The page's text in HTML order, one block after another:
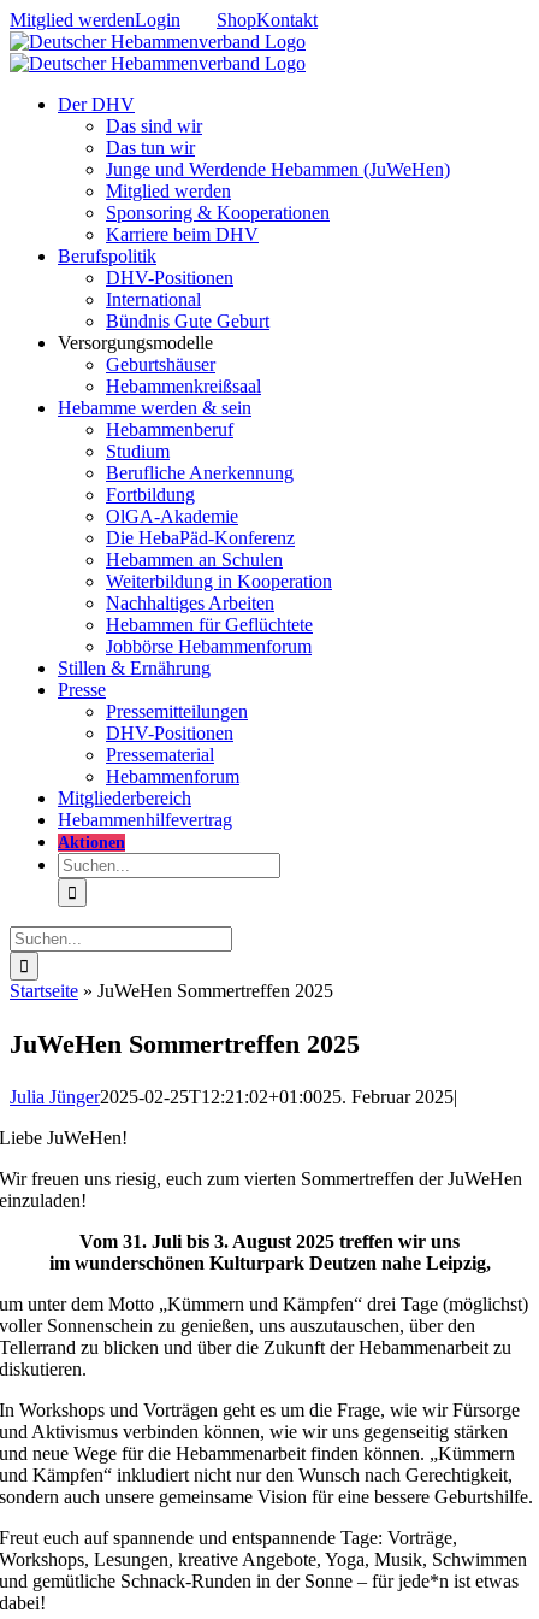
Zum
Inhalt
springen
Mitglied werdenLogin ShopKontakt
Der DHV
Das sind wir
Das tun wir
Junge und Werdende Hebammen (JuWeHen)
Mitglied werden
Sponsoring & Kooperationen
Karriere beim DHV
Berufspolitik
DHV-Positionen
International
Bündnis Gute Geburt
Versorgungsmodelle
Geburtshäuser
Hebammenkreißsaal
Hebamme werden & sein
Hebammenberuf
Studium
Berufliche Anerkennung
Fortbildung
OlGA-Akademie
Die HebaPäd-Konferenz
Hebammen an Schulen
Weiterbildung in Kooperation
Nachhaltiges Arbeiten
Hebammen für Geflüchtete
Jobbörse Hebammenforum
Stillen & Ernährung
Presse
Pressemitteilungen
DHV-Positionen
Pressematerial
Hebammenforum
Mitgliederbereich
Hebammenhilfevertrag
Aktionen
Suche
nach:
Suche
nach:
Startseite » JuWeHen Sommertreffen 2025
JuWeHen Sommertreffen 2025
Julia Jünger2025-02-25T12:21:02+01:0025. Februar 2025|
Liebe JuWeHen!
Wir freuen uns riesig, euch zum vierten Sommertreffen der JuWeHen
einzuladen!
Vom 31. Juli bis 3. August 2025 treffen wir uns
im wunderschönen Kulturpark Deutzen nahe Leipzig,
um unter dem Motto „Kümmern und Kämpfen“ drei Tage (möglichst)
voller Sonnenschein zu genießen, uns auszutauschen, über den
Tellerrand zu blicken und über die Zukunft der Hebammenarbeit zu
diskutieren.
In Workshops und Vorträgen geht es um die Frage, wie wir Fürsorge
und Aktivismus verbinden können, wie wir uns gegenseitig stärken
und neue Wege für die Hebammenarbeit finden können. „Kümmern
und Kämpfen“ inkludiert nicht nur den Wunsch nach Gerechtigkeit,
sondern auch unsere gemeinsame Vision für eine bessere Geburtshilfe.
Freut euch auf spannende und entspannende Tage: Vorträge,
Workshops, Lesungen, kreative Angebote, Yoga, Musik, Schwimmen
und gemütliche Schnack-Runden in der Sonne – für jede*n ist etwas
dabei!